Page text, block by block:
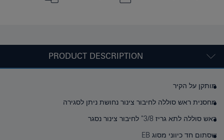
PRODUCT DESCRIPTION
מותקן על הקיר
מחסנית ראש סוללה לחיבור צינור נחושת ניתן לסגירה
ראש סוללה לתא גריז 3/8" לחיבור צינור נסגר
שסתום חד כיווני מסוג EB